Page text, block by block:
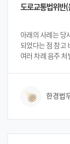
도로교통법위반
아래의 사례는 당
되었다는 점 참고 바랍니다. 의뢰인인 A
여러 차례 음주
대리를 불렀지만
의뢰인은 입건된
사실을 인지하고
한경법